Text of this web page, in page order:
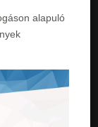
alapuló